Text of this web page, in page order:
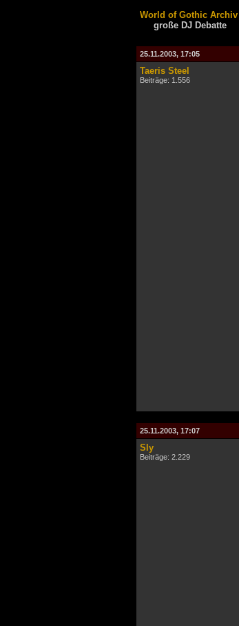
World of Gothic Archiv
große DJ Debatte
25.11.2003, 17:05
Taeris Steel
Beiträge: 1.556
25.11.2003, 17:07
Sly
Beiträge: 2.229